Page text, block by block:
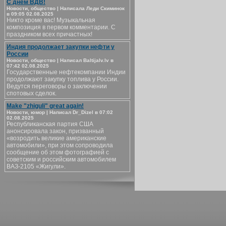
С днём ВДВ!
Новости, общество | Написала Леди Скиминок
в 09:05 02.08.2025
Никто кроме вас! Музыкальная
композиция в первом комментарии. С
праздником всех причастных!
Индия продолжает закупки нефти у
России
Новости, общество | Написал Baltijalv.lv в
07:42 02.08.2025
Государственные нефтекомпании Индии
продолжают закупку топлива у России.
Ведутся переговоры о заключении
спотовых сделок.
Make "zhiguli" great again!
Новости, юмор | Написал Dr_Dizel в 07:02
02.08.2025
Республиканская партия США
анонсировала закон, призванный
«возродить великие американские
автомобили», при этом сопроводила
сообщение об этом фотографией с
советским и российским автомобилем
ВАЗ-2105 «Жигули».